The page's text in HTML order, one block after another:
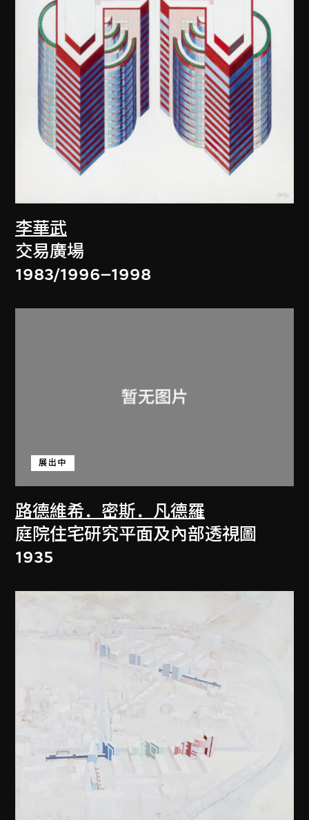
李華武
交易廣場
1983/1996–1998
路德維希．密斯．凡德羅
展出中
庭院住宅研究平面及內部透視圖
1935